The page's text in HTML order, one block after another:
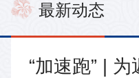
最新动态
“加速跑” |